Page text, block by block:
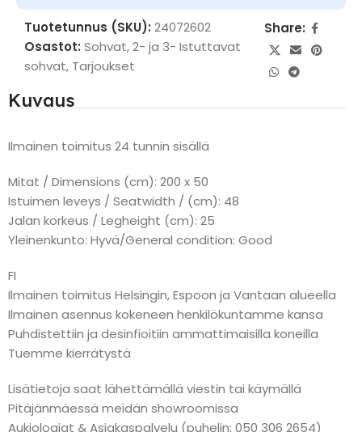
Tuotetunnus (SKU): 24072602
Osastot: Sohvat,2- ja 3- Istuttavat
sohvat, Tarjoukset
Share:
Kuvaus
Ilmainen toimitus 24 tunnin sisällä
Mitat / Dimensions (cm): 200 x 50
Istuimen leveys / Seatwidth / (cm): 48
Jalan korkeus / Legheight (cm): 25
Yleinenkunto: Hyvä/General condition: Good
FI
Ilmainen toimitus Helsingin, Espoon ja Vantaan alueella
Ilmainen asennus kokeneen henkilökuntamme kansa
Puhdistettiin ja desinfioitiin ammattimaisilla koneilla
Tuemme kierrätystä
Lisätietoja saat lähettämällä viestin tai käymällä
Pitäjänmäessä meidän showroomissa
Aukioloajat & Asiakaspalvelu (puhelin: 050 306 2654)